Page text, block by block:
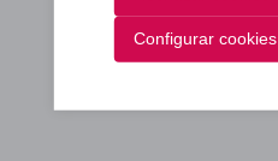
Configurar cookies